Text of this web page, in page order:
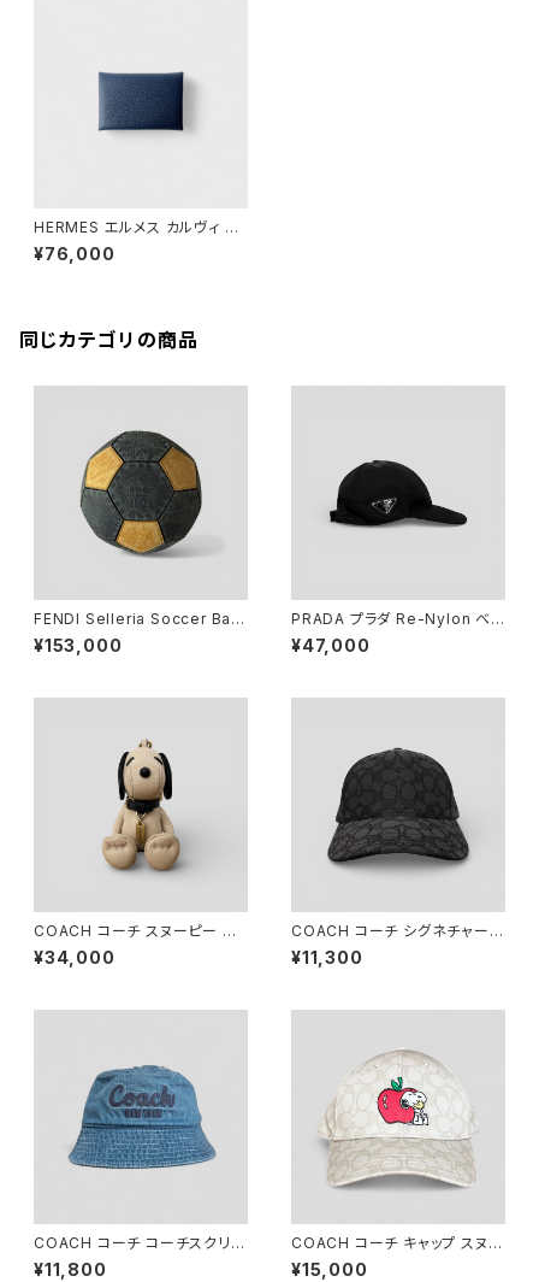
HERMES エルメス カルヴィ デ
ュオ インディゴ
¥76,000
同じカテゴリの商品
FENDI Selleria Soccer Ball
11/23 Leather Gray Yellow
¥153,000
PRADA プラダ Re-Nylon ベ
ースボールキャップ ブラック XL
2HC274 2DMI F0002
¥47,000
COACH コーチ スヌーピー バ
ッグ チャーム CBH29
¥34,000
COACH コーチ シグネチャー
ジャカード ベースボール ハット
チャコール CW766
¥11,300
COACH コーチ コーチスクリプ
ト エンブロイダード デニム バケ
¥11,800
COACH コーチ キャップ スヌー
ピー
¥15,000